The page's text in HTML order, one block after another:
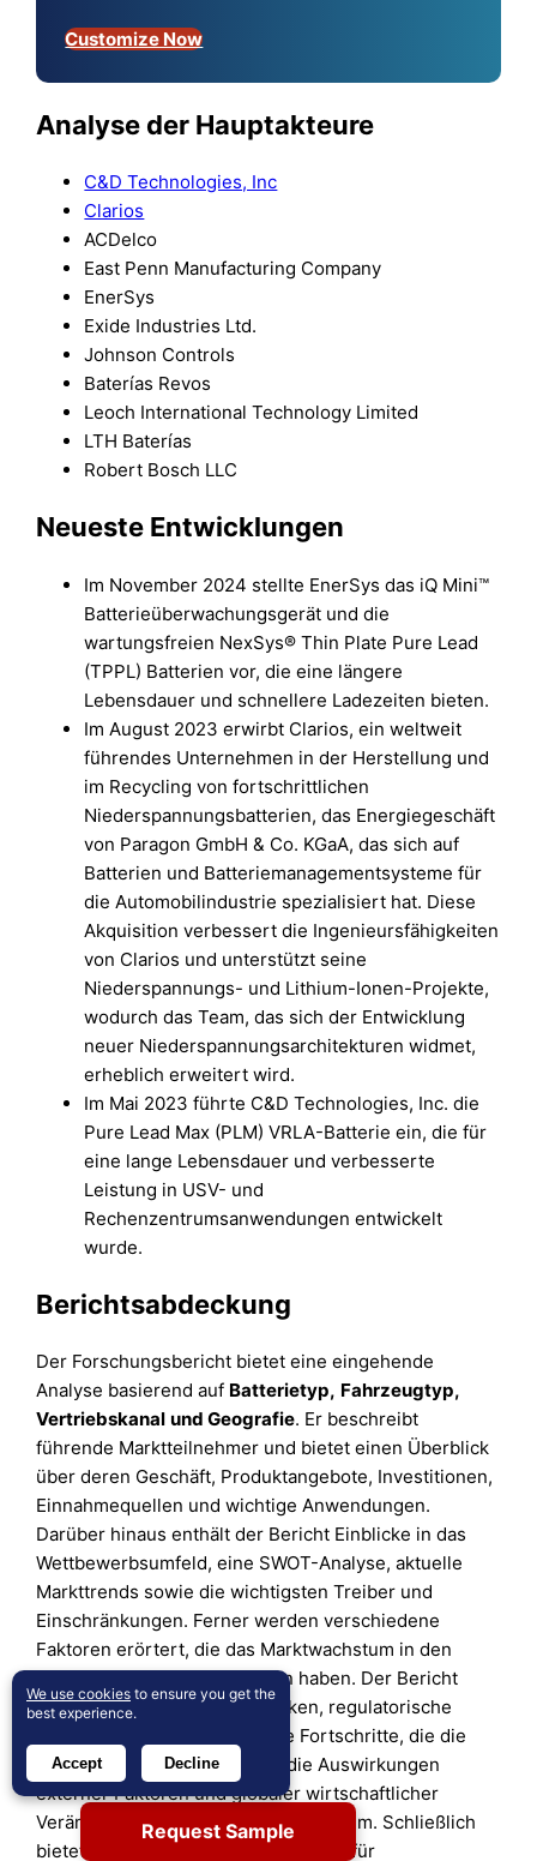
Customize Now
Analyse der Hauptakteure
C&D Technologies, Inc
Clarios
ACDelco
East Penn Manufacturing Company
EnerSys
Exide Industries Ltd.
Johnson Controls
Baterías Revos
Leoch International Technology Limited
LTH Baterías
Robert Bosch LLC
Neueste Entwicklungen
Im November 2024 stellte EnerSys das iQ Mini™
Batterieüberwachungsgerät und die
wartungsfreien NexSys® Thin Plate Pure Lead
(TPPL) Batterien vor, die eine längere
Lebensdauer und schnellere Ladezeiten bieten.
Im August 2023 erwirbt Clarios, ein weltweit
führendes Unternehmen in der Herstellung und
im Recycling von fortschrittlichen
Niederspannungsbatterien, das Energiegeschäft
von Paragon GmbH & Co. KGaA, das sich auf
Batterien und Batteriemanagementsysteme für
die Automobilindustrie spezialisiert hat. Diese
Akquisition verbessert die Ingenieursfähigkeiten
von Clarios und unterstützt seine
Niederspannungs- und Lithium-Ionen-Projekte,
wodurch das Team, das sich der Entwicklung
neuer Niederspannungsarchitekturen widmet,
erheblich erweitert wird.
Im Mai 2023 führte C&D Technologies, Inc. die
Pure Lead Max (PLM) VRLA-Batterie ein, die für
eine lange Lebensdauer und verbesserte
Leistung in USV- und
Rechenzentrumsanwendungen entwickelt
wurde.
Berichtsabdeckung
Der Forschungsbericht bietet eine eingehende
Analyse basierend auf Batterietyp, Fahrzeugtyp,
Vertriebskanal undGeografie. Er beschreibt
führende Marktteilnehmer und bietet einen Überblick
über deren Geschäft, Produktangebote, Investitionen,
Einnahmequellen und wichtige Anwendungen.
Darüber hinaus enthält der Bericht Einblicke in das
Wettbewerbsumfeld, eine SWOT-Analyse, aktuelle
Markttrends sowie die wichtigsten Treiber und
Einschränkungen. Ferner werden verschiedene
Faktoren erörtert, die das Marktwachstum in den
letzten Jahren vorangetrieben haben. Der Bericht
untersucht auch Marktdynamiken, regulatorische
Szenarien und technologische Fortschritte, die die
Branche prägen. Er bewertet die Auswirkungen
externer Faktoren und globaler wirtschaftlicher
Veränderungen auf das Marktwachstum. Schließlich
bietet er strategische Empfehlungen für
Request Sample
We use cookies to ensure you get the
best experience.
Accept Decline